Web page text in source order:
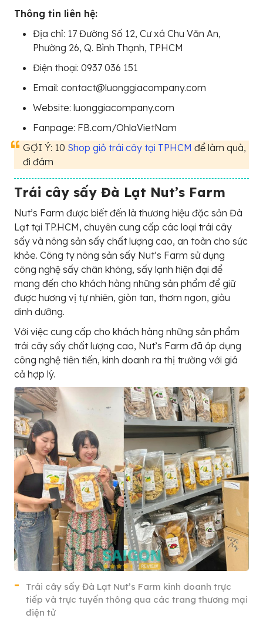
Thông tin liên hệ:
Địa chỉ: 17 Đường Số 12, Cư xá Chu Văn An,
Phường 26, Q. Bình Thạnh, TPHCM
Điện thoại: 0937 036 151
Email: contact@luonggiacompany.com
Website: luonggiacompany.com
Fanpage: FB.com/OhlaVietNam
GỢI Ý: 10 Shop giỏ trái cây tại TPHCM để làm quà,
đi đám
Trái cây sấy Đà Lạt Nut’s Farm
Nut’s Farm được biết đến là thương hiệu đặc sản Đà
Lạt tại TP.HCM, chuyên cung cấp các loại trái cây
sấy và nông sản sấy chất lượng cao, an toàn cho sức
khỏe. Công ty nông sản sấy Nut’s Farm sử dụng
công nghệ sấy chân không, sấy lạnh hiện đại để
mang đến cho khách hàng những sản phẩm để giữ
được hương vị tự nhiên, giòn tan, thơm ngon, giàu
dinh dưỡng.
Với việc cung cấp cho khách hàng những sản phẩm
trái cây sấy chất lượng cao, Nut’s Farm đã áp dụng
công nghệ tiên tiến, kinh doanh ra thị trường với giá
cả hợp lý.
Trái cây sấy Đà Lạt Nut’s Farm kinh doanh trực
tiếp và trực tuyến thông qua các trang thương mại
điện tử